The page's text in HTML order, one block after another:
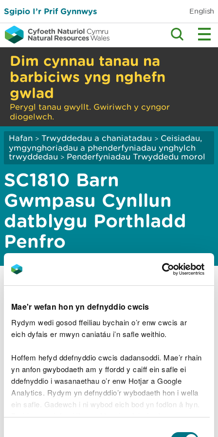
Mae'r wefan hon yn defnyddio cwcis
Rydym wedi gosod ffeiliau bychain o’r enw cwcis ar
eich dyfais er mwyn caniatáu i’n safle weithio.
Hoffem hefyd ddefnyddio cwcis dadansoddi. Mae’r rhain
yn anfon gwybodaeth am y ffordd y caiff ein safle ei
ddefnyddio i wasanaethau o’r enw Hotjar a Google
Analytics. Rydym yn defnyddio’r wybodaeth hon i wella
ein safle. Gadewch i ni wybod eich bod yn fodlon â hyn.
Byddwn yn defnyddio cwci i gadw eich dewis.
Sgipio I’r Prif Gynnwys English
Dim cynnau tanau na
barbiciws yng nghefn
gwlad
Perygl tanau gwyllt. Gwiriwch y cyngor
diogelwch.
Hafan > Trwyddedau a chaniatadau > Ceisiadau,
ymgynghoriadau a phenderfyniadau ynghylch
trwyddedau > Penderfyniadau Trwyddedu morol
SC1810 Barn
Gwmpasu Cynllun
datblygu Porthladd
Penfro
Mae Gwasanaeth Trwyddedu CNC wedi cyhoeddi
Penfro, sydd wedi'i leoli yn Noc Penfro, Sir Benfro.
Gellir lawrlwytho’r dogfennau o’r gofrestr
https://publicregister.naturalresources.wales/